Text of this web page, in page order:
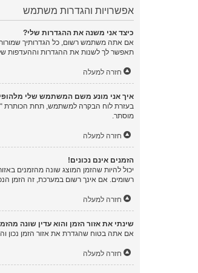
אפשרויות והגדרות משתמש
כיצד אני משנה את ההגדרות שלי?
אם אתה משתמש רשום, כל הגדרותיך
תאפשר לך לשנות את ההגדרות וההעדפות
חזרה למעלה
איך אני מונע משם המשתמש שלי
בעזרת לוח הבקרה למשתמש, תחת הכותרת
מוסתר.
חזרה למעלה
הזמנים אינם נכונים!
יכול להיות שהזמן המוצג שונה מהזמנים
רשומים. אם אינך רשום במערכת, זה הזמן
חזרה למעלה
שינתי את אזור הזמן והוא עדין שונה
אם אתה בטוח שהגדרת את אזור הזמן נכון
חזרה למעלה